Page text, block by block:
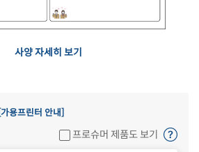
사양 자세히 보기
[가용프린터 안내]
프로슈머 제품도 보기